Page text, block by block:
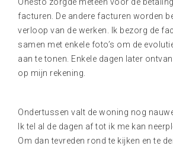
facturen. De andere facturen worden
verloop van de werken. Ik bezorg de
samen met enkele foto’s om de
aan te tonen. Enkele dagen later
op mijn rekening.
Ondertussen valt de woning nog
Ik tel al de dagen af tot ik me kan
Om dan tevreden rond te kijken en te